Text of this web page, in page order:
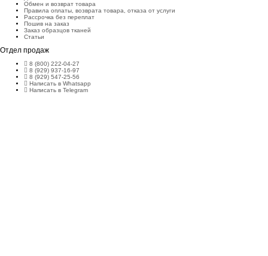
Обмен и возврат товара
Правила оплаты, возврата товара, отказа от услуги
Рассрочка без переплат
Пошив на заказ
Заказ образцов тканей
Статьи
Отдел продаж
8 (800) 222-04-27
8 (929) 937-16-97
8 (929) 547-25-56
Написать в Whatsapp
Написать в Telegram